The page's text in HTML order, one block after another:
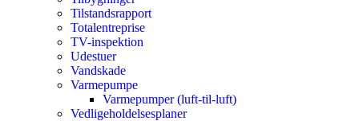
Tilstandsrapport
Totalentreprise
TV-inspektion
Udestuer
Vandskade
Varmepumpe
Varmepumper (luft-til-luft)
Vedligeholdelsesplaner